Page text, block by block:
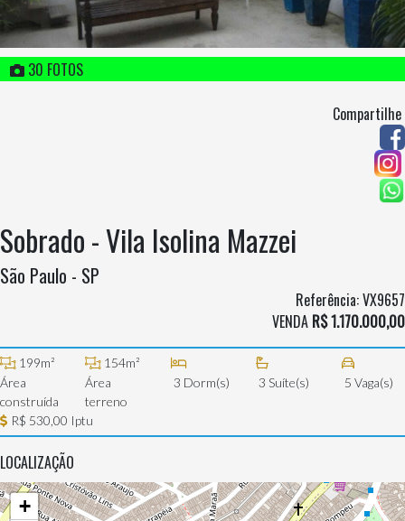
30 FOTOS
Compartilhe
Sobrado - Vila Isolina Mazzei
São Paulo - SP
Referência: VX9657
VENDA R$ 1.170.000,00
199m²
Área
construída
154m²
Área
terreno
3 Dorm(s) 3 Suíte(s) 5 Vaga(s)
R$ 530,00 Iptu
LOCALIZAÇÃO
+